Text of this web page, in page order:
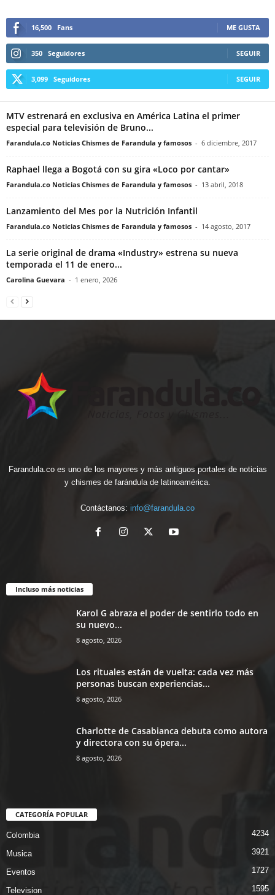
16,500 Fans ME GUSTA
350 Seguidores SEGUIR
3,099 Seguidores SEGUIR
MTV estrenará en exclusiva en América Latina el primer
especial para televisión de Bruno...
Farandula.co Noticias Chismes de Farandula y famosos - 6 diciembre, 2017
Raphael llega a Bogotá con su gira «Loco por cantar»
Farandula.co Noticias Chismes de Farandula y famosos - 13 abril, 2018
Lanzamiento del Mes por la Nutrición Infantil
Farandula.co Noticias Chismes de Farandula y famosos - 14 agosto, 2017
La serie original de drama «Industry» estrena su nueva
temporada el 11 de enero...
Carolina Guevara - 1 enero, 2026
Farandula.co es uno de los mayores y más antiguos portales de noticias
y chismes de farándula de latinoamérica.
Contáctanos: info@farandula.co
Incluso más noticias
Karol G abraza el poder de sentirlo todo en
su nuevo...
8 agosto, 2026
Los rituales están de vuelta: cada vez más
personas buscan experiencias...
8 agosto, 2026
Charlotte de Casabianca debuta como autora
y directora con su ópera...
8 agosto, 2026
CATEGORÍA POPULAR
Colombia 4234
Musica 3921
Eventos 1727
Television 1595